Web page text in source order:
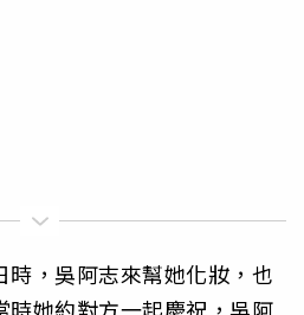
時，吳阿志來幫她化妝，也
時她約對方一起慶祝，吳阿